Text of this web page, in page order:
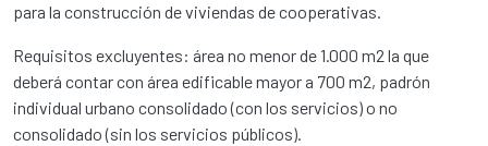
para la construcción de viviendas de cooperativas.
Requisitos excluyentes: área no menor de 1.000 m2 la que
deberá contar con área edificable mayor a 700 m2, padrón
individual urbano consolidado (con los servicios) o no
consolidado (sin los servicios públicos).